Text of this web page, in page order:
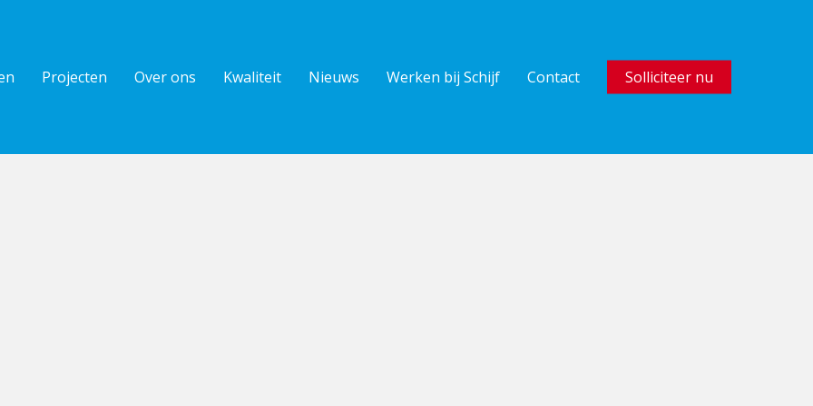
Projecten Over ons Kwaliteit Nieuws Werken bij Schijf Contact Solliciteer nu